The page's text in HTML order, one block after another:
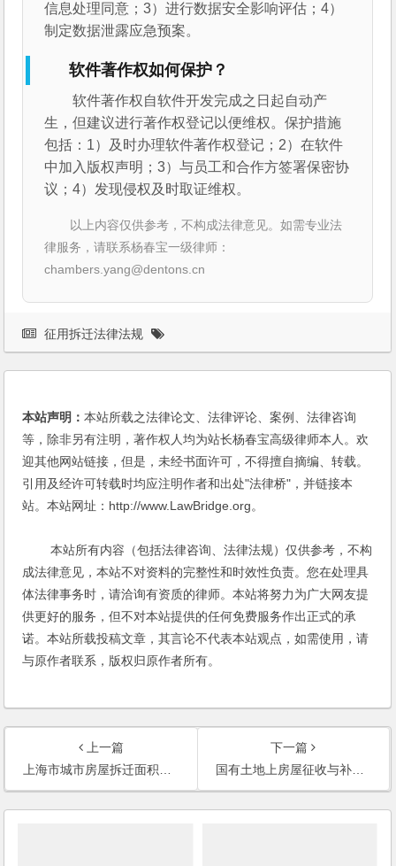
信息处理同意；3）进行数据安全影响评估；4）
制定数据泄露应急预案。
软件著作权如何保护？
软件著作权自软件开发完成之日起自动产
生，但建议进行著作权登记以便维权。保护措施
包括：1）及时办理软件著作权登记；2）在软件
中加入版权声明；3）与员工和合作方签署保密协
议；4）发现侵权及时取证维权。
以上内容仅供参考，不构成法律意见。如需专业法
律服务，请联系杨春宝一级律师：
chambers.yang@dentons.cn
征用拆迁法律法规
本站声明：本站所载之法律论文、法律评论、案例、法律咨询
等，除非另有注明，著作权人均为站长杨春宝高级律师本人。欢
迎其他网站链接，但是，未经书面许可，不得擅自摘编、转载。
引用及经许可转载时均应注明作者和出处"法律桥"，并链接本
站。本站网址：http://www.LawBridge.org。
本站所有内容（包括法律咨询、法律法规）仅供参考，不构
成法律意见，本站不对资料的完整性和时效性负责。您在处理具
体法律事务时，请洽询有资质的律师。本站将努力为广大网友提
供更好的服务，但不对本站提供的任何免费服务作出正式的承
诺。本站所载投稿文章，其言论不代表本站观点，如需使用，请
与原作者联系，版权归原作者所有。
上一篇
上海市城市房屋拆迁面积标准房屋调换应安置人口认定办法
下一篇
国有土地上房屋征收与补偿条例